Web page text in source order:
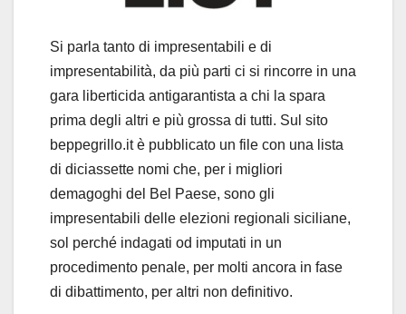
Si parla tanto di impresentabili e di
impresentabilità, da più parti ci si rincorre in una
gara liberticida antigarantista a chi la spara
prima degli altri e più grossa di tutti. Sul sito
beppegrillo.it è pubblicato un file con una lista
di diciassette nomi che, per i migliori
demagoghi del Bel Paese, sono gli
impresentabili delle elezioni regionali siciliane,
sol perché indagati od imputati in un
procedimento penale, per molti ancora in fase
di dibattimento, per altri non definitivo.